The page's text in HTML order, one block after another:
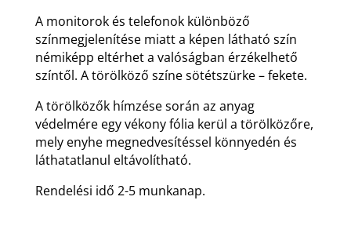
A monitorok és telefonok különböző
színmegjelenítése miatt a képen látható szín
némiképp eltérhet a valóságban érzékelhető
színtől. A törölköző színe sötétszürke – fekete.
A törölközők hímzése során az anyag
védelmére egy vékony fólia kerül a törölközőre,
mely enyhe megnedvesítéssel könnyedén és
láthatatlanul eltávolítható.
Rendelési idő 2-5 munkanap.